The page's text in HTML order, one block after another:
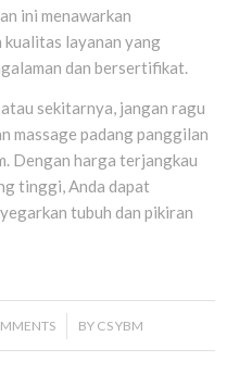
ini menawarkan
kualitas layanan yang
dan bersertifikat.
sekitarnya, jangan ragu
massage padang panggilan
Dengan harga terjangkau
tinggi, Anda dapat
tubuh dan pikiran
BY CS YBM